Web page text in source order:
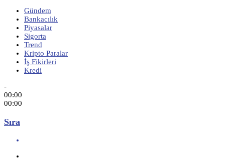
Gündem
Bankacılık
Piyasalar
Sigorta
Trend
Kripto Paralar
İş Fikirleri
Kredi
-
00:00
00:00
Sıra